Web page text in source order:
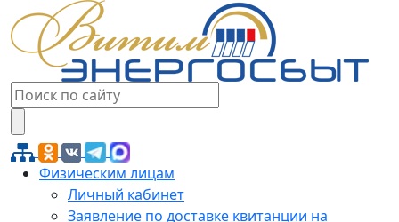
Физическим лицам
Личный кабинет
Заявление по доставке квитанции на